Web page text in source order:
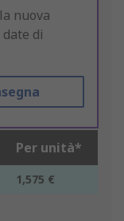
nuova
di
Per unità*
1,575 €